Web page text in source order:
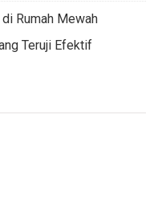
Rumah Mewah
Teruji Efektif